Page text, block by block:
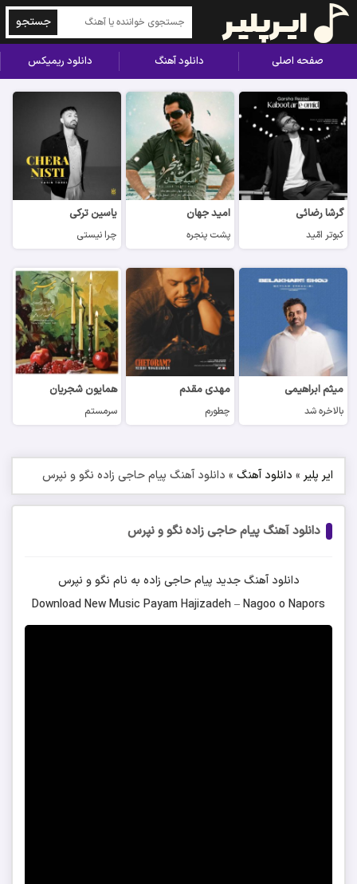
جستجو
صفحه اصلی دانلود آهنگ دانلود ریمیکس
گرشا رضائی
کبوتر امّید
امید جهان
پشت پنجره
یاسین ترکی
چرا نیستی
میثم ابراهیمی
بالاخره شد
مهدی مقدم
چطورم
همایون شجریان
سرمستم
ایر پلیر» دانلود آهنگ » دانلود آهنگ پیام حاجی زاده نگو و نپرس
دانلود آهنگ پیام حاجی زاده نگو و نپرس
دانلود آهنگ جدید پیام حاجی زاده به نام نگو و نپرس
Download New Music Payam Hajizadeh–Nagoo o Napors